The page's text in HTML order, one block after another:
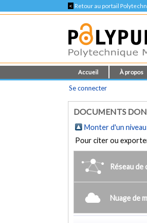
< Retour au portail
Accueil À propos
Se connecter
DOCUMENTS
Monter d'un niveau
Pour citer ou
Réseau
Nuage de